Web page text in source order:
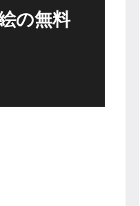
の無料